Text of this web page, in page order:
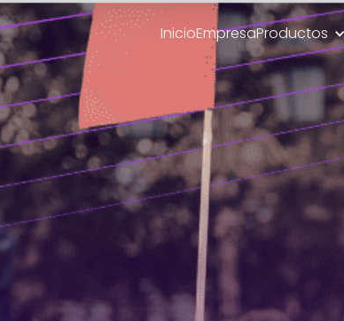
InicioEmpresaProductos